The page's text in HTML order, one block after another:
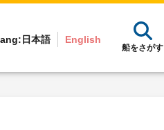
日本語 English
船をさがす